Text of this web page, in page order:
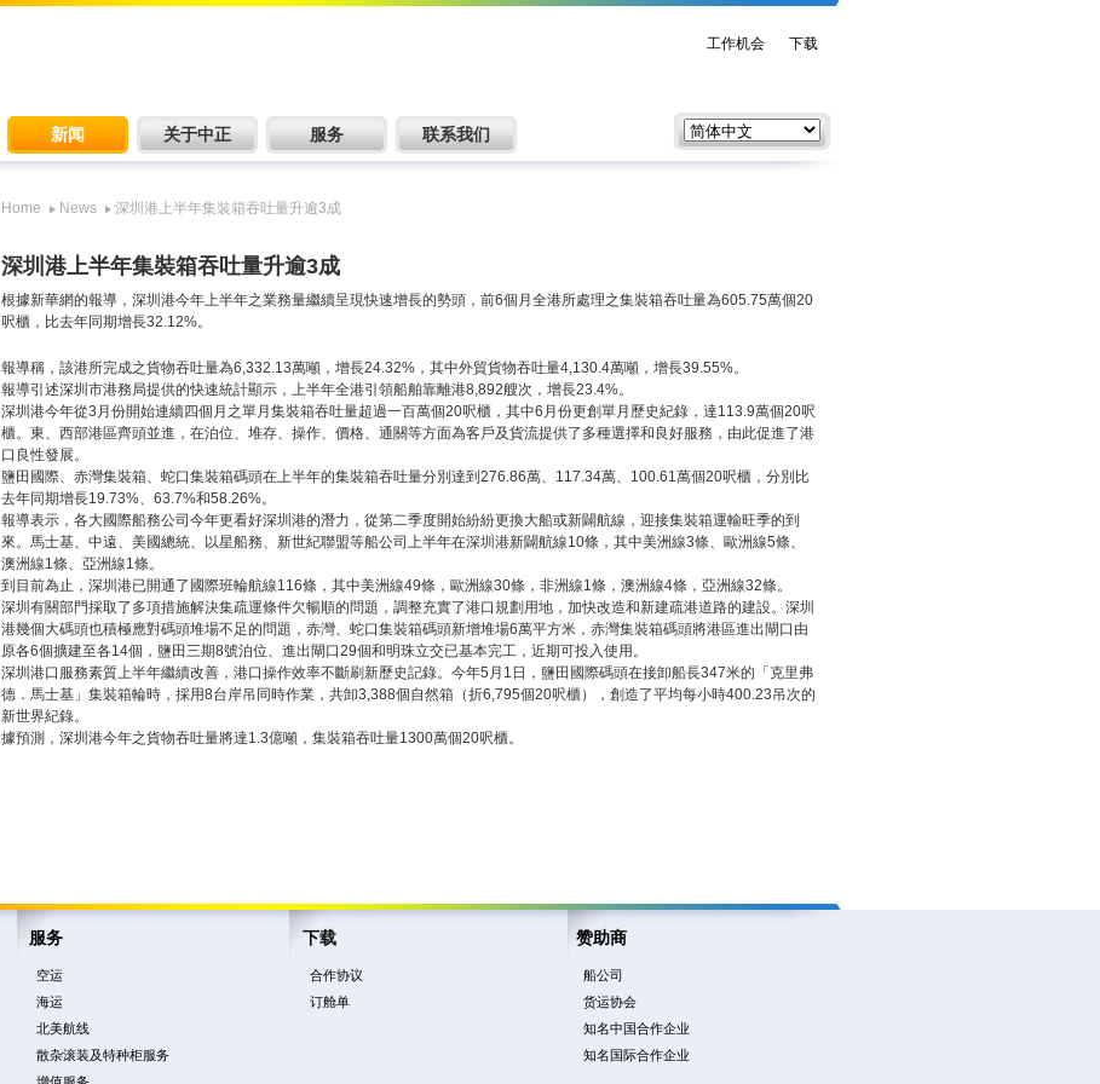
工作机会 下载
新闻 关于中正 服务 联系我们
Home News 深圳港上半年集裝箱吞吐量升逾3成
深圳港上半年集裝箱吞吐量升逾3成
根據新華網的報導，深圳港今年上半年之業務量繼續呈現快速增長的勢頭，前6個月全港所處理之集裝箱吞吐量為605.75萬個20
呎櫃，比去年同期增長32.12%。
報導稱，該港所完成之貨物吞吐量為6,332.13萬噸，增長24.32%，其中外貿貨物吞吐量4,130.4萬噸，增長39.55%。
報導引述深圳市港務局提供的快速統計顯示，上半年全港引領船舶靠離港8,892艘次，增長23.4%。
深圳港今年從3月份開始連續四個月之單月集裝箱吞吐量超過一百萬個20呎櫃，其中6月份更創單月歷史紀錄，達113.9萬個20呎
櫃。東、西部港區齊頭並進，在泊位、堆存、操作、價格、通關等方面為客戶及貨流提供了多種選擇和良好服務，由此促進了港
口良性發展。
鹽田國際、赤灣集裝箱、蛇口集裝箱碼頭在上半年的集裝箱吞吐量分別達到276.86萬、117.34萬、100.61萬個20呎櫃，分別比
去年同期增長19.73%、63.7%和58.26%。
報導表示，各大國際船務公司今年更看好深圳港的潛力，從第二季度開始紛紛更換大船或新闢航線，迎接集裝箱運輸旺季的到
來。馬士基、中遠、美國總統、以星船務、新世紀聯盟等船公司上半年在深圳港新闢航線10條，其中美洲線3條、歐洲線5條、
澳洲線1條、亞洲線1條。
到目前為止，深圳港已開通了國際班輪航線116條，其中美洲線49條，歐洲線30條，非洲線1條，澳洲線4條，亞洲線32條。
深圳有關部門採取了多項措施解決集疏運條件欠暢順的問題，調整充實了港口規劃用地，加快改造和新建疏港道路的建設。深圳
港幾個大碼頭也積極應對碼頭堆場不足的問題，赤灣、蛇口集裝箱碼頭新增堆場6萬平方米，赤灣集裝箱碼頭將港區進出閘口由
原各6個擴建至各14個，鹽田三期8號泊位、進出閘口29個和明珠立交已基本完工，近期可投入使用。
深圳港口服務素質上半年繼續改善，港口操作效率不斷刷新歷史記錄。今年5月1日，鹽田國際碼頭在接卸船長347米的「克里弗
德．馬士基」集裝箱輪時，採用8台岸吊同時作業，共卸3,388個自然箱（折6,795個20呎櫃），創造了平均每小時400.23吊次的
新世界紀錄。
據預測，深圳港今年之貨物吞吐量將達1.3億噸，集裝箱吞吐量1300萬個20呎櫃。
服务
空运
海运
北美航线
散杂滚装及特种柜服务
下载
合作协议
订舱单
赞助商
船公司
货运协会
知名中国合作企业
知名国际合作企业